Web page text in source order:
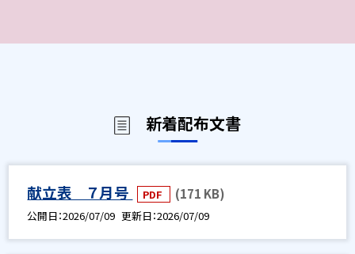
新着配布文書
献立表 ７月号 PDF (171 KB)
公開日 2026/07/09 更新日 2026/07/09